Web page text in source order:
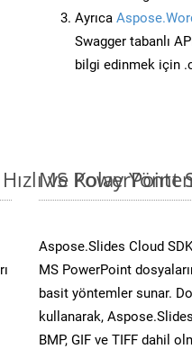
Ayrıca
Swagger tabanlı
bilgi edinmek için
ve Kolay
MS PowerPoint
Aspose.Slides Cloud
MS PowerPoint
basit yöntemler sunar.
kullanarak,
BMP, GIF ve TIFF dahil